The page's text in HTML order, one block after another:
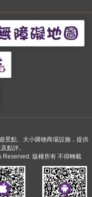
景點、大小購物商場設施，提供
點評。
版權所有 不得轉載